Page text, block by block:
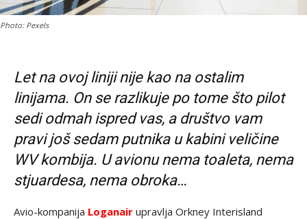
Photo: Pexels
Let na ovoj liniji nije kao na ostalim
linijama. On se razlikuje po tome što pilot
sedi odmah ispred vas, a društvo vam
pravi još sedam putnika u kabini veličine
WV kombija. U avionu nema toaleta, nema
stjuardesa, nema obroka…
Avio-kompanija Loganair upravlja Orkney Interisland